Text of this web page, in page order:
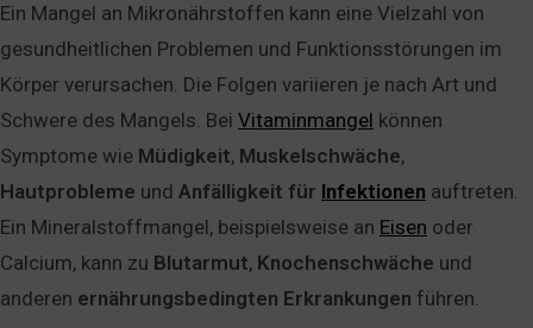
Ein Mangel an Mikronährstoffen kann eine Vielzahl von
gesundheitlichen Problemen und Funktionsstörungen im
Körper verursachen. Die Folgen variieren je nach Art und
Schwere des Mangels. Bei Vitaminmangel können
Symptome wie Müdigkeit, Muskelschwäche,
Hautprobleme und Anfälligkeit für Infektionen auftreten.
Ein Mineralstoffmangel, beispielsweise an Eisen oder
Calcium, kann zu Blutarmut, Knochenschwäche und
anderen ernährungsbedingten Erkrankungen führen.